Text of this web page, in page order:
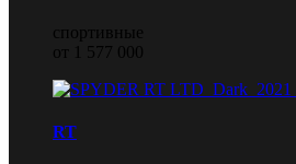
спортивные
от 1 577 000
RT